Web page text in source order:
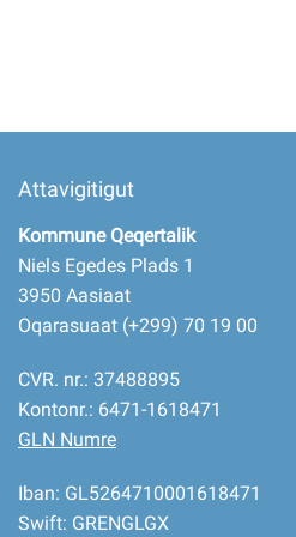
Attavigitigut
Kommune Qeqertalik
Niels Egedes Plads 1
3950 Aasiaat
Oqarasuaat (+299) 70 19 00
CVR. nr.: 37488895
Kontonr.: 6471-1618471
GLN Numre
Iban: GL5264710001618471
Swift: GRENGLGX